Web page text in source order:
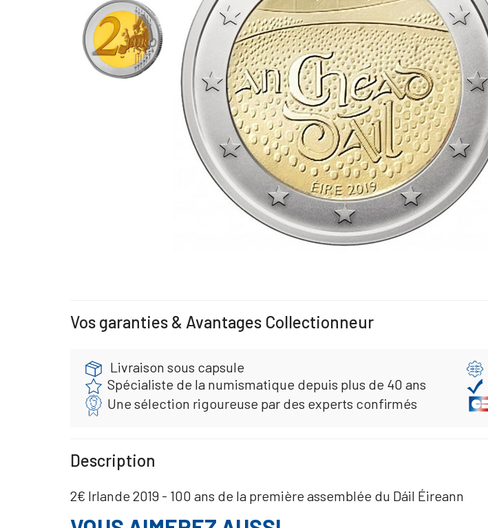
Vos garanties & Avantages Collectionneur
Livraison sous capsule
Spécialiste de la numismatique depuis plus de 40 ans
Une sélection rigoureuse par des experts confirmés
Description
2€ Irlande 2019 - 100 ans de la première assemblée du Dáil Éireann